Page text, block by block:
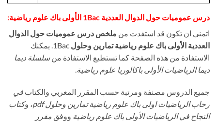
درس عموميات حول الدوال العددية 1Bac الأولى باك علوم رياضية:
اتمنى ان تكون قد استفدت من ملخص درس عموميات حول الدوال
العددية الأولى باك علوم رياضية تمارين وحلول
1Bac. يمكنك
الاستفادة من هذه الصفحة كما تستطيع الاستفادة منسلسلة ديما
ديما الرياضيات الأولى باكالوريا علوم رياضية.
جميع الدروس مصنفة ومرتبة حسب المقرر المغربي والكتاب في
رحاب الرياضيات اولى باك علوم رياضية تمارين وحلول pdf
، وكتاب
النجاح في الرياضيات الأولى باك علوم رياضية ووفق مقرر